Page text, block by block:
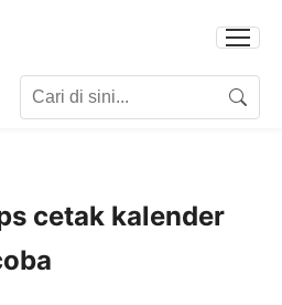
Search
cetak kalender